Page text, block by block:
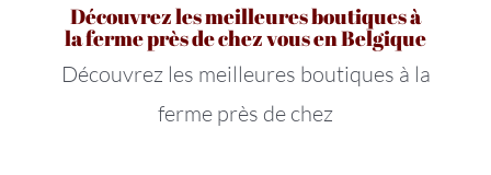
Découvrez les meilleures boutiques à
la ferme près de chez vous en Belgique
Découvrez les meilleures boutiques à la
ferme près de chez